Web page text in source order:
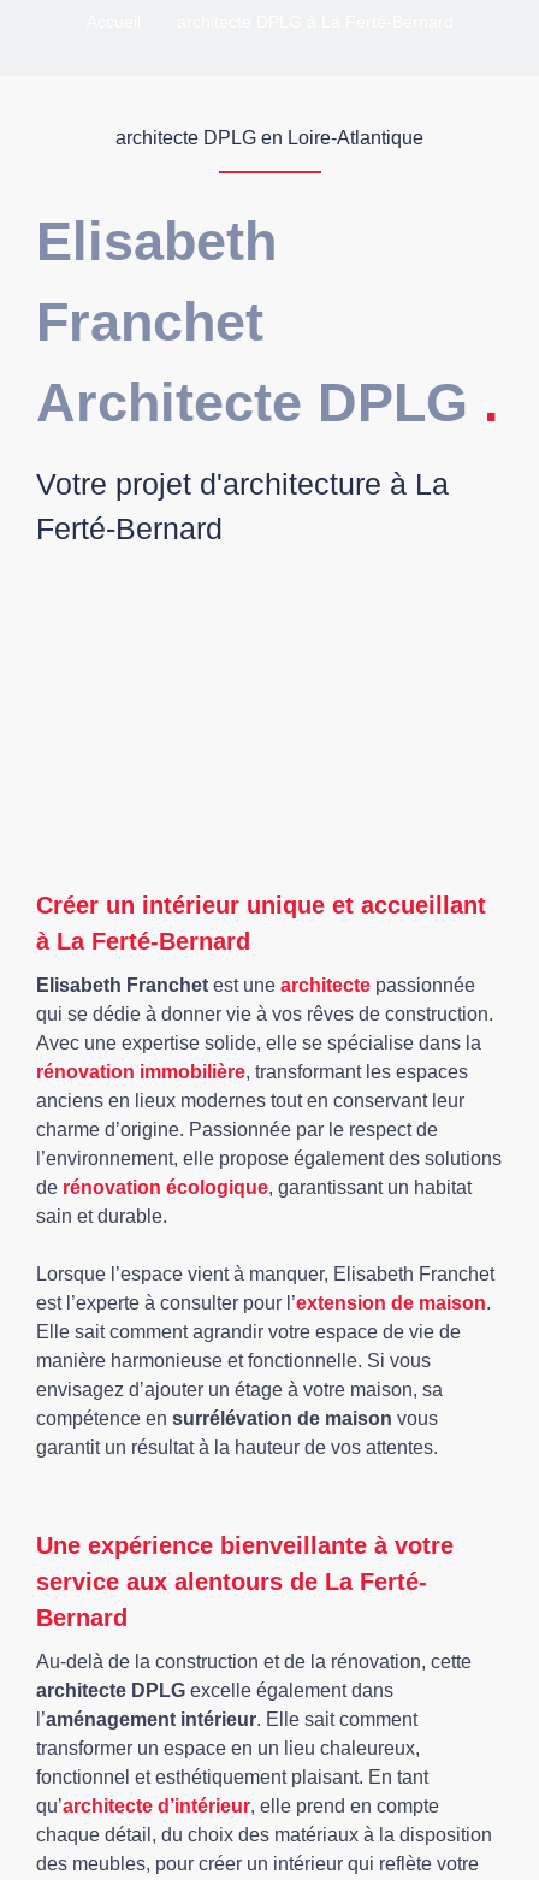
architecte DPLG en Loire-Atlantique
Elisabeth
Franchet
Architecte DPLG .
Votre projet d'architecture à La
Ferté-Bernard
Créer un intérieur unique et accueillant
à La Ferté-Bernard
Elisabeth Franchet est une architecte passionnée
qui se dédie à donner vie à vos rêves de construction.
Avec une expertise solide, elle se spécialise dans la
rénovation immobilière, transformant les espaces
anciens en lieux modernes tout en conservant leur
charme d’origine. Passionnée par le respect de
l’environnement, elle propose également des solutions
de rénovation écologique, garantissant un habitat
sain et durable.
Lorsque l’espace vient à manquer, Elisabeth Franchet
est l’experte à consulter pour l’extension de maison.
Elle sait comment agrandir votre espace de vie de
manière harmonieuse et fonctionnelle. Si vous
envisagez d’ajouter un étage à votre maison, sa
compétence en surrélévation de maison vous
garantit un résultat à la hauteur de vos attentes.
Une expérience bienveillante à votre
service aux alentours de La Ferté-
Bernard
Au-delà de la construction et de la rénovation, cette
architecte DPLG excelle également dans
l’aménagement intérieur. Elle sait comment
transformer un espace en un lieu chaleureux,
fonctionnel et esthétiquement plaisant. En tant
qu’architecte d’intérieur, elle prend en compte
chaque détail, du choix des matériaux à la disposition
des meubles, pour créer un intérieur qui reflète votre